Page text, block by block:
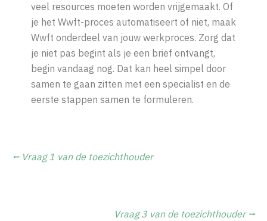
veel resources moeten worden vrijgemaakt. Of
je het Wwft-proces automatiseert of niet, maak
Wwft onderdeel van jouw werkproces. Zorg dat
je niet pas begint als je een brief ontvangt,
begin vandaag nog. Dat kan heel simpel door
samen te gaan zitten met een specialist en de
eerste stappen samen te formuleren.
⭠ Vraag 1 van de toezichthouder
Vraag 3 van de toezichthouder⭢